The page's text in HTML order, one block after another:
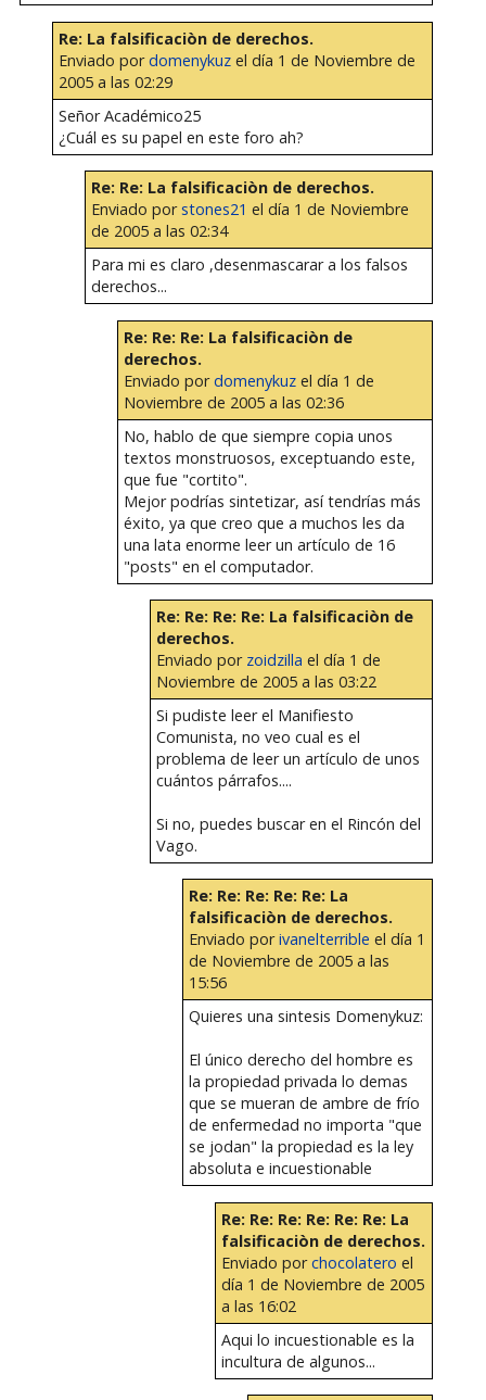
Re: La falsificaciòn de derechos.
Enviado pordomenykuzel día 1 de Noviembre de
2005 a las 02:29
Señor Académico25
¿Cuál es su papel en este foro ah?
Re: Re: La falsificaciòn de derechos.
Enviado porstones21 el día 1 de Noviembre
de 2005 a las 02:34
Para mi es claro ,desenmascarar a los falsos
derechos...
Re: Re: Re: La falsificaciòn de
derechos.
Enviado pordomenykuzel día 1 de
Noviembre de 2005 a las 02:36
No, hablo de que siempre copia unos
textos monstruosos, exceptuando este,
que fue "cortito".
Mejor podrías sintetizar, así tendrías más
éxito, ya que creo que a muchos les da
una lata enorme leer un artículo de 16
"posts" en el computador.
Re: Re: Re: Re: La falsificaciòn de
derechos.
Enviado por zoidzilla el día 1 de
Noviembre de 2005 a las 03:22
Si pudiste leer el Manifiesto
Comunista, no veo cual es el
problema de leer un artículo de unos
cuántos párrafos....
Si no, puedes buscar en el Rincón del
Vago.
Re: Re: Re: Re: Re: La
falsificaciòn de derechos.
Enviado porivanelterrible el día 1
de Noviembre de 2005 a las
15:56
Quieres una sintesis Domenykuz:
El único derecho del hombre es
la propiedad privada lo demas
que se mueran de ambre de frío
de enfermedad no importa "que
se jodan" la propiedad es la ley
absoluta e incuestionable
Re: Re: Re: Re: Re: Re: La
falsificaciòn de derechos.
Enviado porchocolatero el
día 1 de Noviembre de 2005
a las 16:02
Aqui lo incuestionable es la
incultura de algunos...